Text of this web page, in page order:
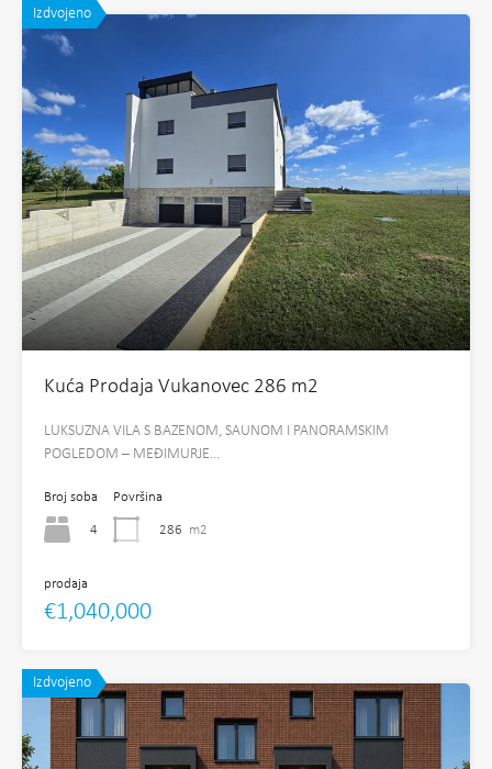
Izdvojeno
Kuća Prodaja Vukanovec 286 m2
LUKSUZNA VILA S BAZENOM, SAUNOM I PANORAMSKIM
POGLEDOM – MEĐIMURJE…
Broj soba
4
Površina
286 m2
prodaja
€1,040,000
Izdvojeno